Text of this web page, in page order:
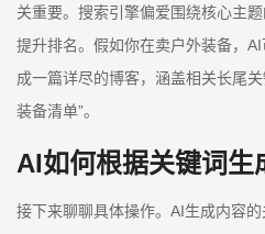
关重要。搜索引擎偏爱围绕核心主
提升排名。假如你在卖户外装备，
成一篇详尽的博客，涵盖相关长尾
装备清单”。
AI如何根据关键词生
接下来聊聊具体操作。AI生成内容